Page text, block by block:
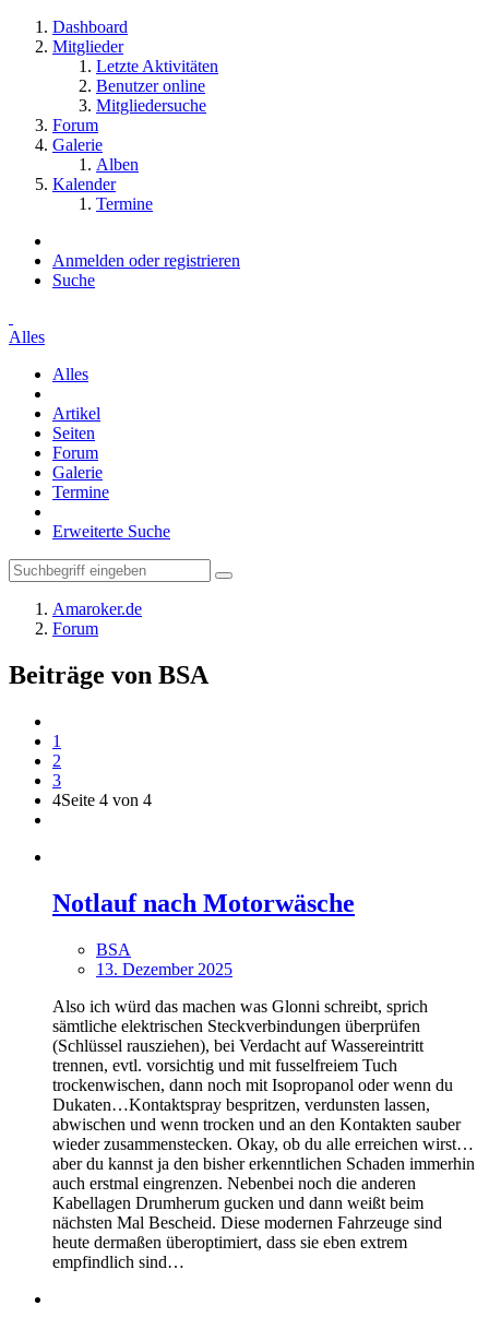
Dashboard
Mitglieder
Letzte Aktivitäten
Benutzer online
Mitgliedersuche
Forum
Galerie
Alben
Kalender
Termine
Anmelden oder registrieren
Suche
Alles
Alles
Artikel
Seiten
Forum
Galerie
Termine
Erweiterte Suche
Amaroker.de
Forum
Beiträge von BSA
1
2
3
4Seite 4 von 4
Notlauf nach Motorwäsche
BSA
13. Dezember 2025
Also ich würd das machen was Glonni schreibt, sprich
sämtliche elektrischen Steckverbindungen überprüfen
(Schlüssel rausziehen), bei Verdacht auf Wassereintritt
trennen, evtl. vorsichtig und mit fusselfreiem Tuch
trockenwischen, dann noch mit Isopropanol oder wenn du
Dukaten…Kontaktspray bespritzen, verdunsten lassen,
abwischen und wenn trocken und an den Kontakten sauber
wieder zusammenstecken. Okay, ob du alle erreichen wirst…
aber du kannst ja den bisher erkenntlichen Schaden immerhin
auch erstmal eingrenzen. Nebenbei noch die anderen
Kabellagen Drumherum gucken und dann weißt beim
nächsten Mal Bescheid. Diese modernen Fahrzeuge sind
heute dermaßen überoptimiert, dass sie eben extrem
empfindlich sind…